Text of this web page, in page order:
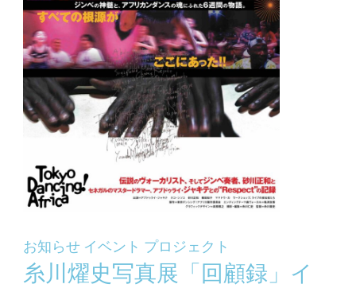
お知らせ イベント プロジェクト
糸川燿史写真展「回顧録」イ